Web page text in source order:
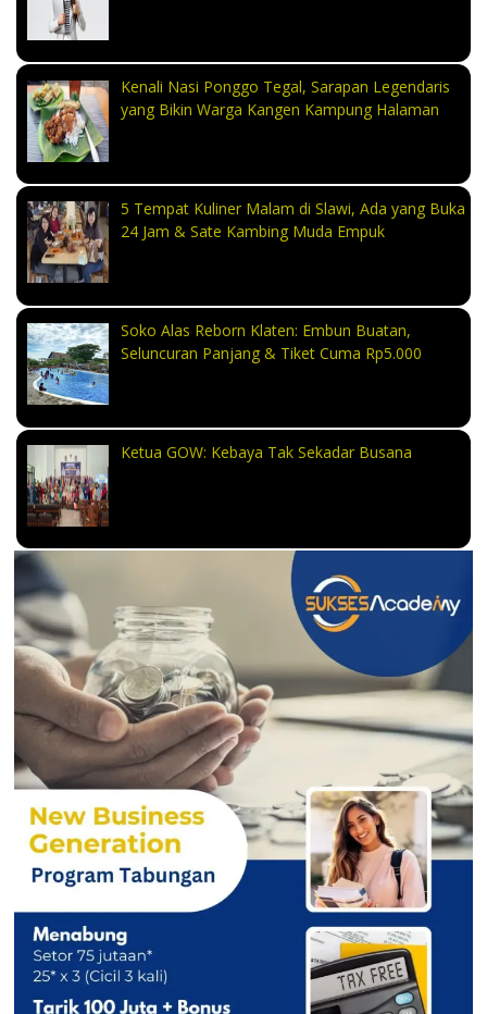
Kenali Nasi Ponggo Tegal, Sarapan Legendaris
yang Bikin Warga Kangen Kampung Halaman
5 Tempat Kuliner Malam di Slawi, Ada yang Buka
24 Jam & Sate Kambing Muda Empuk
Soko Alas Reborn Klaten: Embun Buatan,
Seluncuran Panjang & Tiket Cuma Rp5.000
Ketua GOW: Kebaya Tak Sekadar Busana